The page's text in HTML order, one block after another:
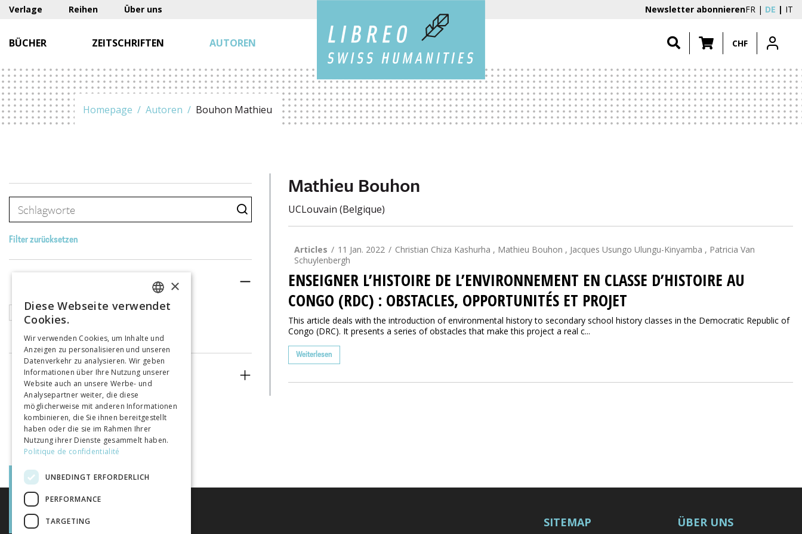
Verlage Reihen Über uns Newsletter abonnierenFR DE IT
BÜCHER ZEITSCHRIFTEN AUTOREN CHF
Homepage Autoren Bouhon Mathieu
Filter zurücksetzen
Articles
ERSCHEINUNGSJAHR
Mathieu Bouhon
UCLouvain (Belgique)
Articles 11 Jan. 2022
Christian Chiza Kashurha , Mathieu Bouhon , Jacques Usungo Ulungu-Kinyamba , Patricia Van
Schuylenbergh
ENSEIGNER L’HISTOIRE DE L’ENVIRONNEMENT EN CLASSE D’HISTOIRE AU
CONGO (RDC) : OBSTACLES, OPPORTUNITÉS ET PROJET
This article deals with the introduction of environmental history to secondary school history classes in the Democratic Republic of
Congo (DRC). It presents a series of obstacles that make this project a real c...
Weiterlesen
SITEMAP ÜBER UNS
FRENCH
ITALIAN
×
Diese Webseite verwendet
Cookies.
Wir verwenden Cookies, um Inhalte und
Anzeigen zu personalisieren und unseren
Datenverkehr zu analysieren. Wir geben
Informationen über Ihre Nutzung unserer
Website auch an unsere Werbe- und
Analysepartner weiter, die diese
möglicherweise mit anderen Informationen
kombinieren, die Sie ihnen bereitgestellt
haben oder die sie im Rahmen Ihrer
Nutzung ihrer Dienste gesammelt haben.
Politique de confidentialité
UNBEDINGT ERFORDERLICH
PERFORMANCE
TARGETING